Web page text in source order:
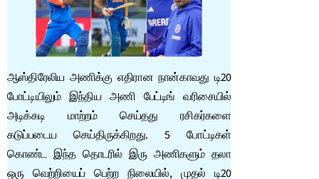
ஆஸ்திரேலிய அணிக்கு எதிரான நான்காவது டி20
போட்டியிலும் இந்திய அணி பேட்டிங் வரிசையில்
அடிக்கடி மாற்றம் செய்தது ரசிகர்களை
கடுப்படைய செய்திருக்கிறது. 5 போட்டிகள்
கொண்ட இந்த தொடரில் இரு அணிகளும் தலா
ஒரு வெற்றியைப் பெற்ற நிலையில், முதல் டி20